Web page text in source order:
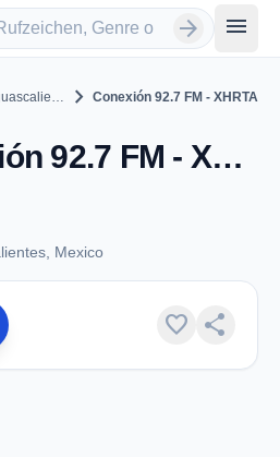
arrow_forward menu
Aguascalientes chevron_rightConexión 92.7 FM - XHRTA
Conexión 92.7 FM - XHRTA - FM 92.7 - Aguascalientes, AG
Mexico
favorite share